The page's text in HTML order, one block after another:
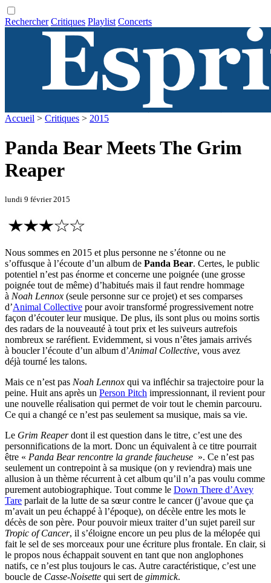
Rechercher Critiques Playlist Concerts
Accueil > Critiques > 2015
Panda Bear Meets The Grim
Reaper
lundi 9 février 2015
Nous sommes en 2015 et plus personne ne s’étonne ou ne
s’offusque à l’écoute d’un album de Panda Bear. Certes, le public
potentiel n’est pas énorme et concerne une poignée (une grosse
poignée tout de même) d’habitués mais il faut rendre hommage
à Noah Lennox (seule personne sur ce projet) et ses comparses
d’Animal Collective pour avoir transformé progressivement notre
façon d’écouter leur musique. De plus, ils sont plus ou moins sortis
des radars de la nouveauté à tout prix et les suiveurs autrefois
nombreux se raréfient. Evidemment, si vous n’êtes jamais arrivés
à boucler l’écoute d’un album d’Animal Collective, vous avez
déjà tourné les talons.
Mais ce n’est pas Noah Lennox qui va infléchir sa trajectoire pour la
peine. Huit ans après un Person Pitch impressionnant, il revient pour
une nouvelle réalisation qui permet de voir tout le chemin parcouru.
Ce qui a changé ce n’est pas seulement sa musique, mais sa vie.
Le Grim Reaperdont il est question dans le titre, c’est une des
personnifications de la mort. Donc un équivalent à ce titre pourrait
être « Panda Bear rencontre la grande faucheuse ». Ce n’est pas
seulement un contrepoint à sa musique (on y reviendra) mais une
allusion à un thème récurrent à cet album qu’il n’a pas voulu comme
purement autobiographique. Tout comme le Down There d’Avey
Tare parlait de la lutte de sa sœur contre le cancer (j’avoue que ça
m’avait un peu échappé à l’époque), on décèle entre les mots le
décès de son père. Pour pouvoir mieux traiter d’un sujet pareil sur
Tropic of Cancer, il s’éloigne encore un peu plus de la mélopée qui
fait le sel de ses morceaux pour une écriture plus frontale. En clair, si
le propos nous échappait souvent en tant que non anglophones
natifs, ce n’est plus toujours le cas. Autre caractéristique, c’est une
boucle de Casse-Noisette qui sert de gimmick.